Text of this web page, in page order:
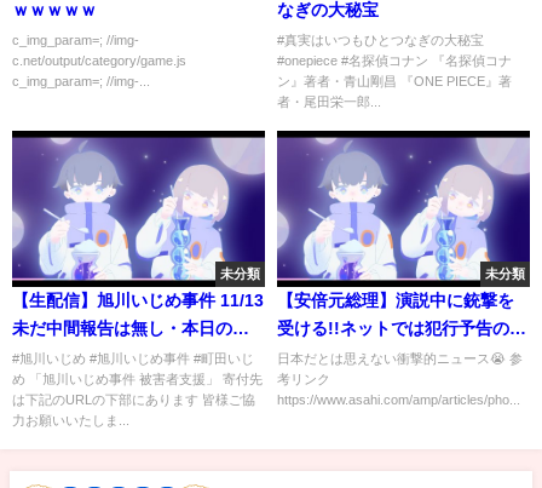
ｗｗｗｗｗ
c_img_param=; //img-
c.net/output/category/game.js
c_img_param=; //img-...
なぎの大秘宝
#真実はいつもひとつなぎの大秘宝
#onepiece #名探偵コナン 『名探偵コナ
ン』著者・青山剛昌 『ONE PIECE』著
者・尾田栄一郎...
未分類
【生配信】旭川いじめ事件 11/13
未だ中間報告は無し・本日のニ
ュース・雑談 177 風化させない
能代いじめ、酒田市いじめ、町
田いじめ、燕市いじめ
#旭川いじめ #旭川いじめ事件 #町田いじ
め 「旭川いじめ事件 被害者支援」 寄付先
は下記のURLの下部にあります 皆様ご協
力お願いいたしま...
未分類
【安倍元総理】演説中に銃撃を
受ける!!ネットでは犯行予告のよ
うなものが発見される!!テレビ東
京はこの騒動を放送せずにメシ
番組を放送してしまう!!
日本だとは思えない衝撃的ニュース😭 参
考リンク
https://www.asahi.com/amp/articles/pho...